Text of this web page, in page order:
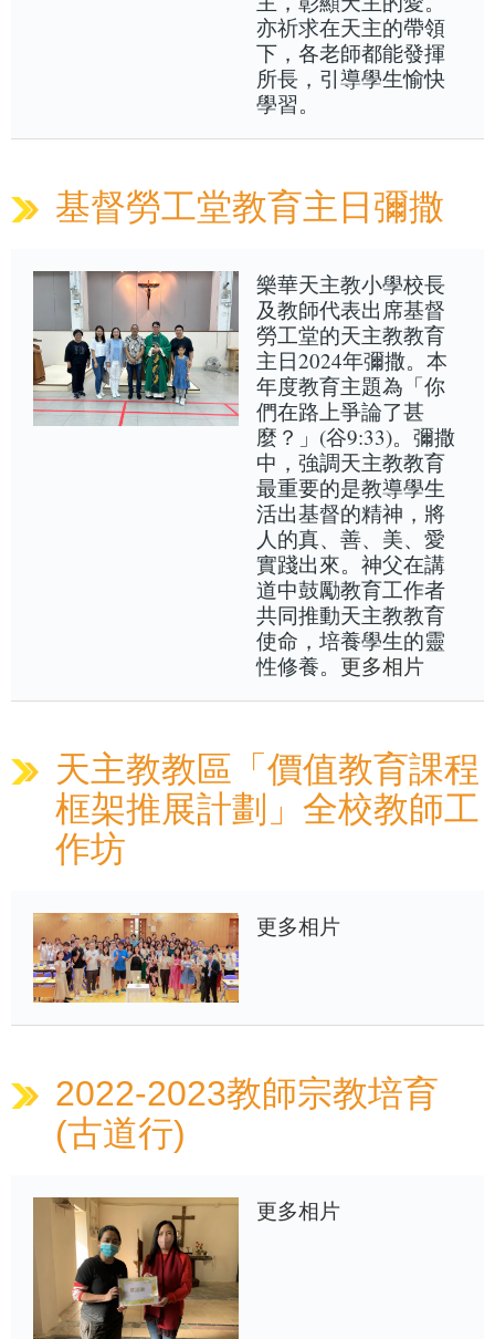
亦祈求在天主的帶領
下，各老師都能發揮
所長，引導學生愉快
學習。
基督勞工堂教育主日彌撒
樂華天主教小學校長
及教師代表出席基督
勞工堂的天主教教育
主日2024年彌撒。本
年度教育主題為「你
們在路上爭論了甚
麼？」(谷9:33)。彌撒
中，強調天主教教育
最重要的是教導學生
活出基督的精神，將
人的真、善、美、愛
實踐出來。神父在講
道中鼓勵教育工作者
共同推動天主教教育
使命，培養學生的靈
性修養。 更多相片
天主教教區「價值教育課程
框架推展計劃」全校教師工
作坊
更多相片
2022-2023教師宗教培育
(古道行)
更多相片